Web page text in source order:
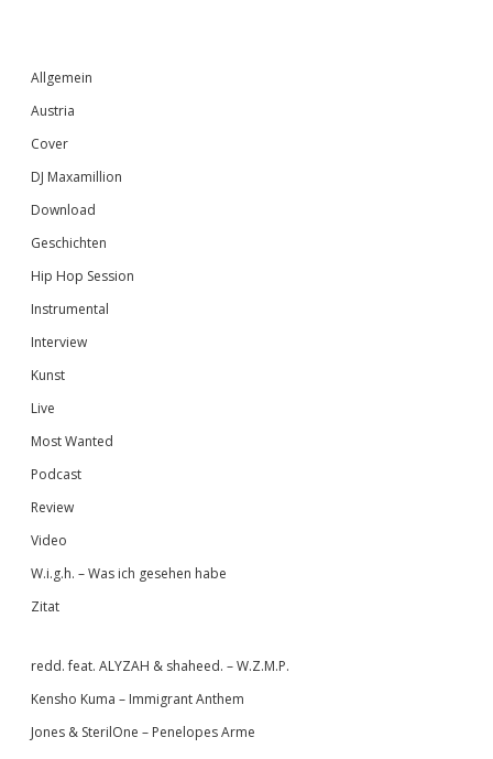
Sidebar
Allgemein
Austria
Cover
DJ Maxamillion
Download
Geschichten
Hip Hop Session
Instrumental
Interview
Kunst
Live
Most Wanted
Podcast
Review
Video
W.i.g.h. – Was ich gesehen habe
Zitat
redd. feat. ALYZAH & shaheed. – W.Z.M.P.
Kensho Kuma – Immigrant Anthem
Jones & SterilOne – Penelopes Arme